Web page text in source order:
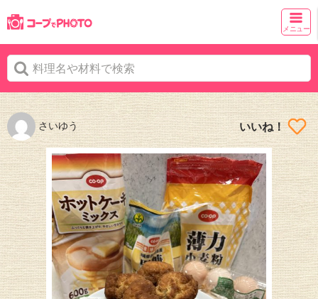
メニュー
さいゆう いいね！